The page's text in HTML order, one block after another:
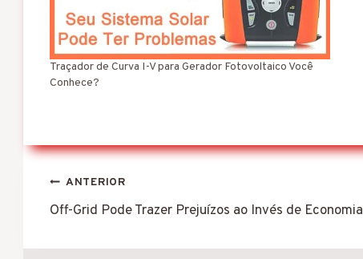
Traçador de Curva I-V para Gerador Fotovoltaico Você
Conhece?
Navegação
de
Post
ANTERIOR
Off-Grid Pode Trazer Prejuízos ao Invés de Economia